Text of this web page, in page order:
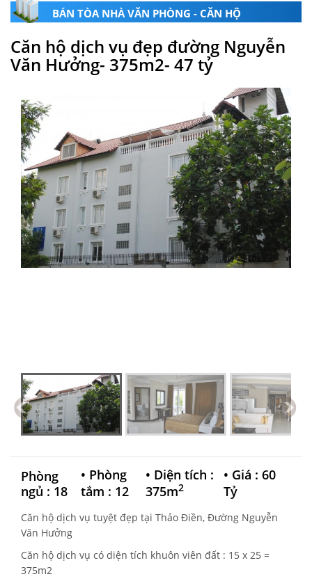
BÁN TÒA NHÀ VĂN PHÒNG - CĂN HỘ
Căn hộ dịch vụ đẹp đường Nguyễn
Văn Hưởng- 375m2- 47 tỷ
Phòng
ngủ : 18
• Phòng
tắm : 12
• Diện tích :
375m2
• Giá : 60
Tỷ
Căn hộ dịch vụ tuyệt đẹp tại Thảo Điền, Đường Nguyễn
Văn Hưởng
Căn hộ dịch vụ có diện tích khuôn viên đất : 15 x 25 =
375m2